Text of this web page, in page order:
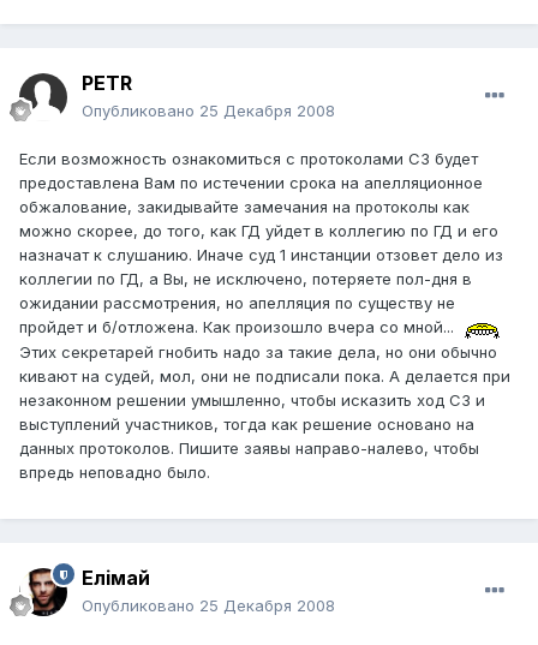
PETR
Опубликовано 25 Декабря 2008
Если возможность ознакомиться с протоколами СЗ будет
предоставлена Вам по истечении срока на апелляционное
обжалование, закидывайте замечания на протоколы как
можно скорее, до того, как ГД уйдет в коллегию по ГД и его
назначат к слушанию. Иначе суд 1 инстанции отзовет дело из
коллегии по ГД, а Вы, не исключено, потеряете пол-дня в
ожидании рассмотрения, но апелляция по существу не
пройдет и б/отложена. Как произошло вчера со мной...
Этих секретарей гнобить надо за такие дела, но они обычно
кивают на судей, мол, они не подписали пока. А делается при
незаконном решении умышленно, чтобы исказить ход СЗ и
выступлений участников, тогда как решение основано на
данных протоколов. Пишите заявы направо-налево, чтобы
впредь неповадно было.
Елiмай
Опубликовано 25 Декабря 2008